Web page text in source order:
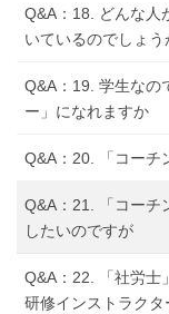
Q&A：18. どんな人
いているのでしょう
Q&A：19. 学生なの
ー」になれますか
Q&A：20. 「コーチ
Q&A：21. 「コーチ
したいのですが
Q&A：22. 「社労士
研修インストラク